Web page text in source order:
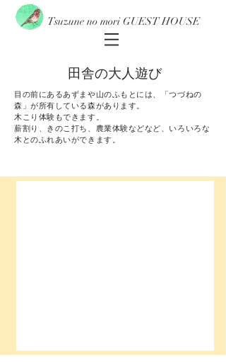
Tsuzune no mori GUEST HOUSE
田舎の大人遊び
目の前にあるあずまや山のふもとには、「つづねの
森」が所有している森があります。
木こり体験もできます。
薪割り
、きのこ打ち、農業体験などなど、いろいろな
木とのふれあいができます。